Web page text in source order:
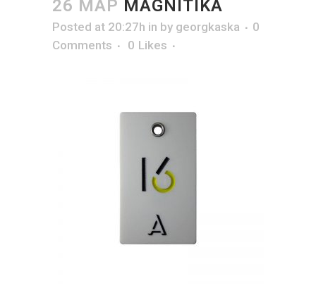
26 ΜΑΡ MAGNITIKA
Posted at 20:27h in by georgkaska
0
Comments
0 Likes